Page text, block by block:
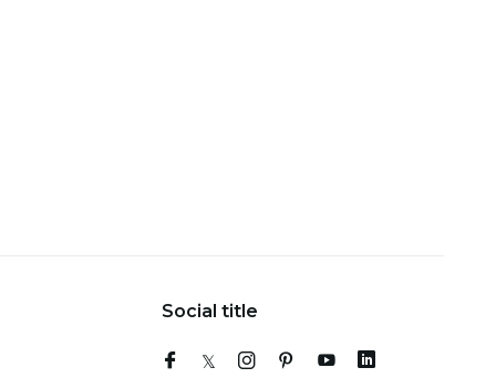
Social title